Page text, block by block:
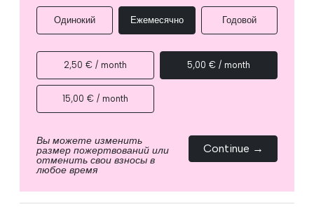
Одинокий Ежемесячно Годовой
2,50 € / month 5,00 € / month
15,00 € / month
Вы можете изменить
размер пожертвований или
отменить свои взносы в
любое время
Continue →